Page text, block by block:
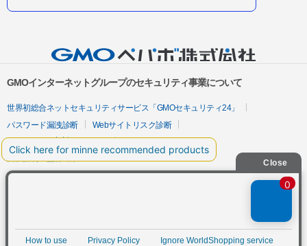
GMOインターネットグループのセキュリティ事業について
世界初総合ネットセキュリティサービス「GMOセキュリティ24」
パスワード漏洩診断
Webサイトリスク診断
セキュリティ相談AIチャットボット
実在証明・盗聴対策
サイバー攻撃対策（GMOサイバーセキュリティ byイエラエ）